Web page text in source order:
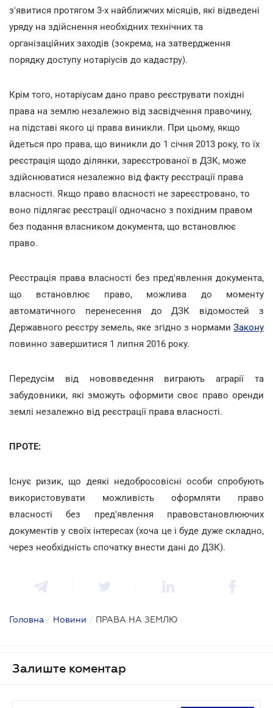
з'явитися протягом 3-х найближчих місяців, які відведені
уряду на здійснення необхідних технічних та
організаційних заходів (зокрема, на затвердження
порядку доступу нотаріусів до кадастру).
Крім того, нотаріусам дано право реєструвати похідні
права на землю незалежно від засвідчення правочину,
на підставі якого ці права виникли. При цьому, якщо
йдеться про права, що виникли до 1 січня 2013 року, то їх
реєстрація щодо ділянки, зареєстрованої в ДЗК, може
здійснюватися незалежно від факту реєстрації права
власності. Якщо право власності не зареєстровано, то
воно підлягає реєстрації одночасно з похідним правом
без подання власником документа, що встановлює
право.
Реєстрація права власності без пред'явлення документа,
що встановлює право, можлива до моменту
автоматичного перенесення до ДЗК відомостей з
Державного реєстру земель, яке згідно з нормами Закону
повинно завершитися 1 липня 2016 року.
Передусім від нововведення виграють аграрії та
забудовники, які зможуть оформити своє право оренди
землі незалежно від реєстрації права власності.
ПРОТЕ:
Існує ризик, що деякі недобросовісні особи спробують
використовувати можливість оформляти право
власності без пред'явлення правовстановлюючих
документів у своїх інтересах (хоча це і буде дуже складно,
через необхідність спочатку внести дані до ДЗК).
Головна / Новини / ПРАВА НА ЗЕМЛЮ
Залиште коментар